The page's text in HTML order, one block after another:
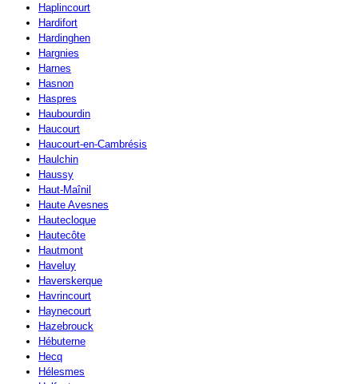
Haplincourt
Hardifort
Hardinghen
Hargnies
Harnes
Hasnon
Haspres
Haubourdin
Haucourt
Haucourt-en-Cambrésis
Haulchin
Haussy
Haut-Maînil
Haute Avesnes
Hautecloque
Hautecôte
Hautmont
Haveluy
Haverskerque
Havrincourt
Haynecourt
Hazebrouck
Hébuterne
Hecq
Hélesmes